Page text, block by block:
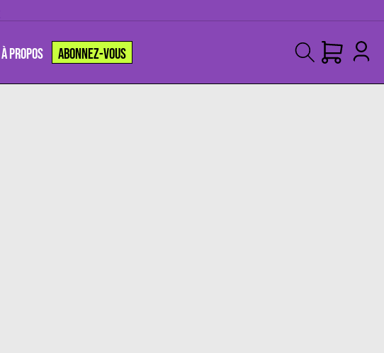
À PROPOS ABONNEZ-VOUS